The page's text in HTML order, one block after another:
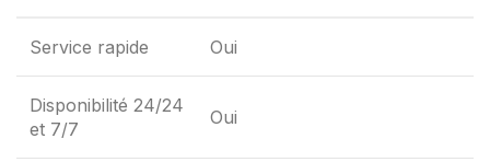
Service rapide Oui
Disponibilité 24/24
et 7/7
Oui